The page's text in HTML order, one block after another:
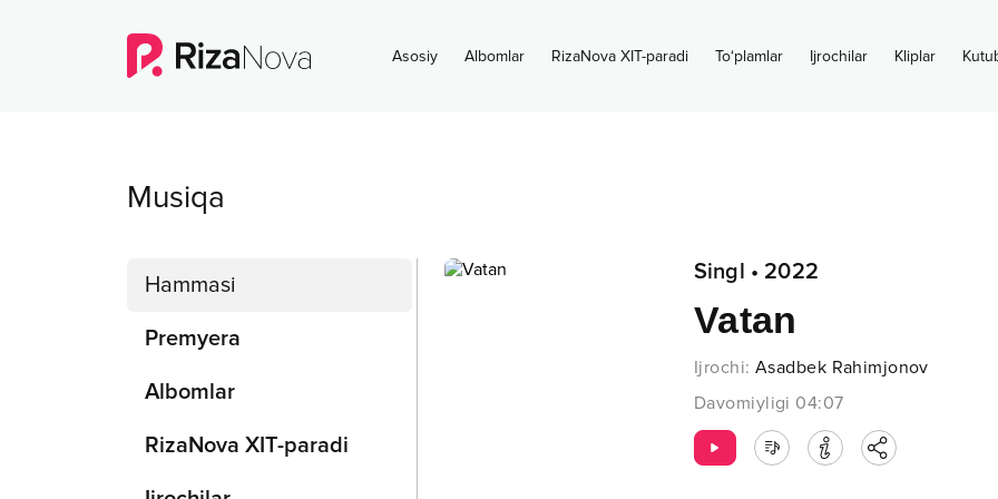
Asosiy Albomlar RizaNova XIT-paradi To‘plamlar Ijrochilar Kliplar
Musiqa
Hammasi
Premyera
Albomlar
RizaNova XIT-paradi
Singl • 2022
Vatan
Ijrochi: Asadbek Rahimjonov
Davomiyligi 04:07